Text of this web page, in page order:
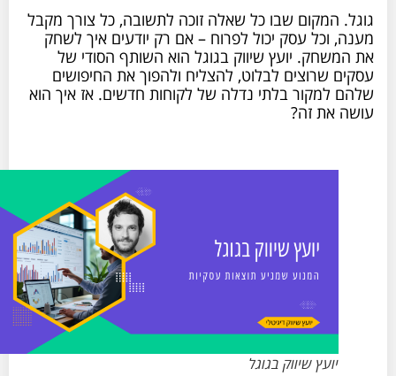
גוגל. המקום שבו כל שאלה זוכה לתשובה, כל צורך מקבל
מענה, וכל עסק יכול לפרוח – אם רק יודעים איך לשחק
את המשחק. יועץ שיווק בגוגל הוא השותף הסודי של
עסקים שרוצים לבלוט, להצליח ולהפוך את החיפושים
שלהם למקור בלתי נדלה של לקוחות חדשים. אז איך הוא
עושה את זה?
יועץ שיווק בגוגל